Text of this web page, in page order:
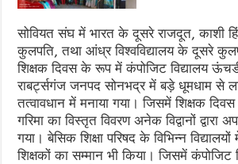
सोवियत संघ में भारत के दूसरे राजदूत, काशी
कुलपति, तथा आंध्र विश्वविद्यालय के दूसरे
शिक्षक दिवस के रूप में कंपोजिट विद्यालय
राबर्ट्सगंज जनपद सोनभद्र में बड़े धूमधाम से
तत्वावधान में मनाया गया। जिसमें शिक्षक
गरिमा का विस्तृत विवरण अनेक विद्वानों द्वारा
गया। बेसिक शिक्षा परिषद के विभिन्न
शिक्षकों का सम्मान भी किया। जिसमें